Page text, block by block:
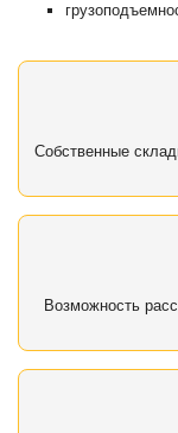
Собственные
Возможность